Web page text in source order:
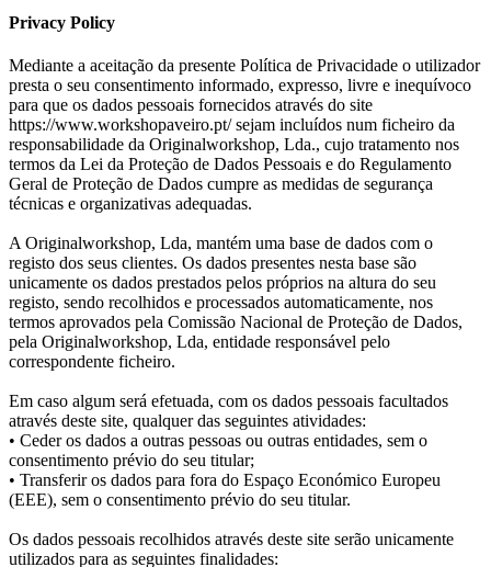
Privacy Policy
Mediante a aceitação da presente Política de Privacidade o utilizador
presta o seu consentimento informado, expresso, livre e inequívoco
para que os dados pessoais fornecidos através do site
https://www.workshopaveiro.pt/ sejam incluídos num ficheiro da
responsabilidade da Originalworkshop, Lda., cujo tratamento nos
termos da Lei da Proteção de Dados Pessoais e do Regulamento
Geral de Proteção de Dados cumpre as medidas de segurança
técnicas e organizativas adequadas.
A Originalworkshop, Lda, mantém uma base de dados com o
registo dos seus clientes. Os dados presentes nesta base são
unicamente os dados prestados pelos próprios na altura do seu
registo, sendo recolhidos e processados automaticamente, nos
termos aprovados pela Comissão Nacional de Proteção de Dados,
pela Originalworkshop, Lda, entidade responsável pelo
correspondente ficheiro.
Em caso algum será efetuada, com os dados pessoais facultados
através deste site, qualquer das seguintes atividades:
• Ceder os dados a outras pessoas ou outras entidades, sem o
consentimento prévio do seu titular;
• Transferir os dados para fora do Espaço Económico Europeu
(EEE), sem o consentimento prévio do seu titular.
Os dados pessoais recolhidos através deste site serão unicamente
utilizados para as seguintes finalidades: